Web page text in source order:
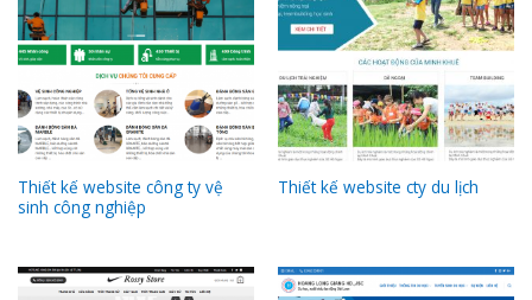
Thiết kế website công ty vệ
sinh công nghiệp
Thiết kế website cty du lịch